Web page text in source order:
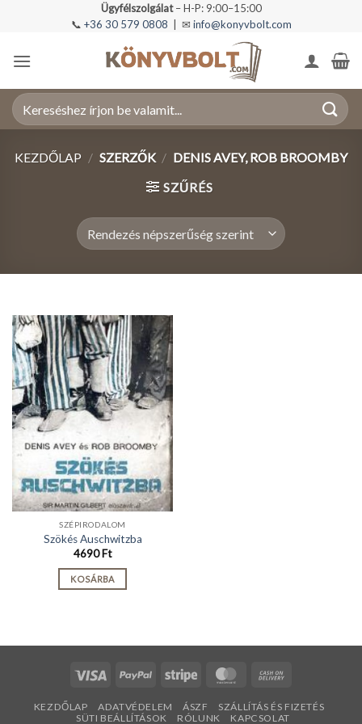
Ügyfélszolgálat– H-P: 9:00–15:00
📞 +36 30 579 0808 | ✉ info@konyvbolt.com
Keresés
a
KEZDŐLAP / SZERZŐK / DENIS AVEY, ROB BROOMBY
SZŰRÉS
SZÉPIRODALOM
Szökés Auschwitzba
4690Ft
KOSÁRBA
Visa PayPal Stripe MasterCard
Delivery
KEZDŐLAP ADATVÉDELEM ÁSZF
SZÁLLÍTÁS ÉS FIZETÉS
SÜTI BEÁLLÍTÁSOK
RÓLUNK KAPCSOLAT